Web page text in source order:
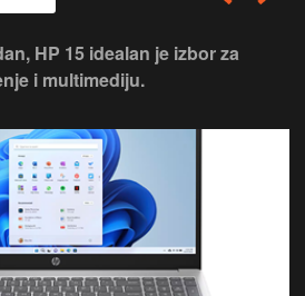
HP 15 idealan je izbor za
i multimediju.